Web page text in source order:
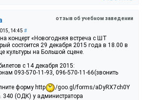
отзыв об учебном заведении
14:45 #
концерт «Новогодняя встреча с ШТ
состоится 29 декабря 2015 года в 18.00 в
культуры на Большой сцене.
с 14 декабря 2015:
093-570-11-93, 096-570-11-66(звонить
форму http
/goo.gl/forms/aDyRX7ch0Y
340 (ОДК) у администратора